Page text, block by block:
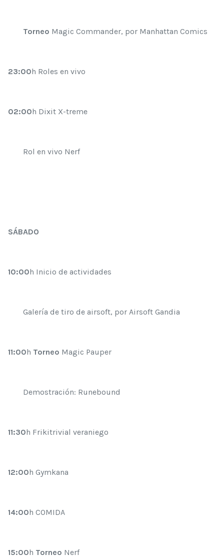
Torneo Magic Commander, por Manhattan Comics
23:00h Roles en vivo
02:00h Dixit X-treme
Rol en vivo Nerf
SÁBADO
10:00h Inicio de actividades
Galería de tiro de airsoft, por Airsoft Gandia
11:00h Torneo Magic Pauper
Demostración: Runebound
11:30h Frikitrivial veraniego
12:00h Gymkana
14:00h COMIDA
15:00h Torneo Nerf